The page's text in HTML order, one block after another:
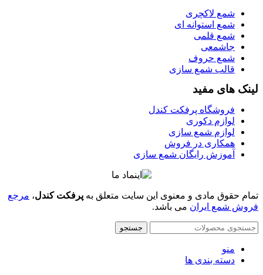
شمع لاکچری
شمع استوانه ای
شمع قلمی
جاشمعی
شمع حروف
قالب شمع سازی
لینک های مفید
فروشگاه پرفکت کندل
لوازم دکوری
لوازم شمع سازی
همکاری در فروش
آموزش رایگان شمع سازی
تمام حقوق مادی و معنوی این سایت متعلق به پرفکت کندل، مرجع
فروش شمع ایران می باشد.
جستجو
منو
دسته بندی ها